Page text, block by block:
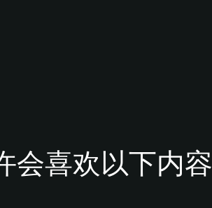
会喜欢以下内容